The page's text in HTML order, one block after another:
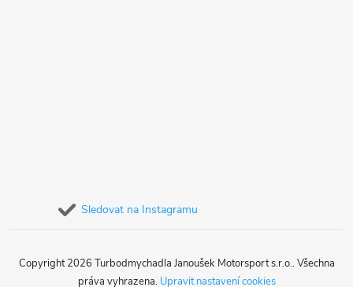
Sledovat na Instagramu
Copyright 2026 Turbodmychadla Janoušek Motorsport s.r.o.. Všechna
práva vyhrazena. Upravit nastavení cookies